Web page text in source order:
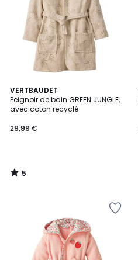
VERTBAUDET
Peignoir de bain GREEN JUNGLE,
avec coton recyclé
29,99 €
5
/
5
5
/